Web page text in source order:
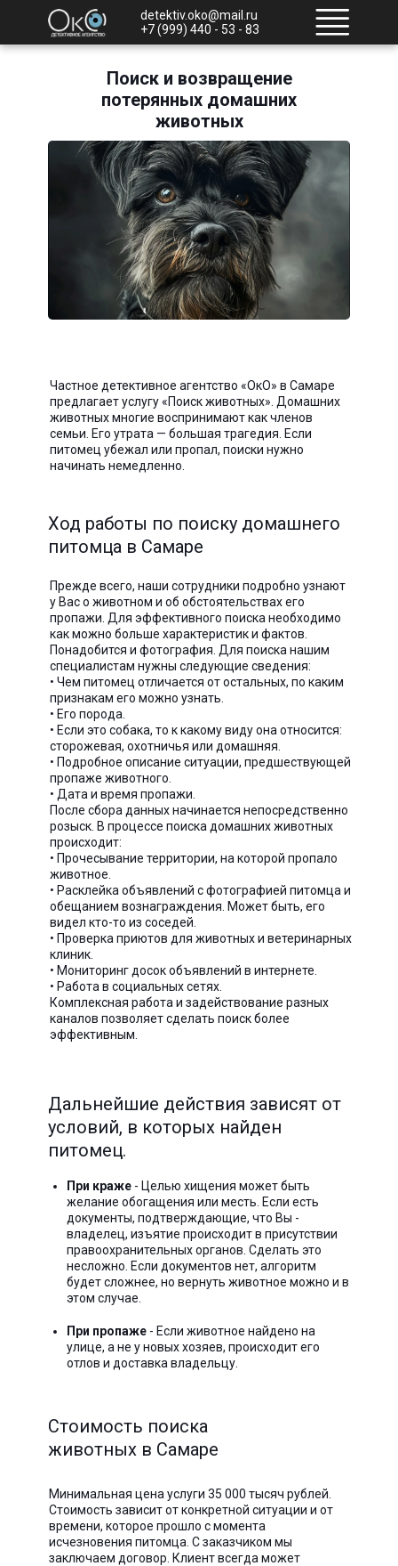
detektiv.oko@mail.ru
+7 (999) 440 - 53 - 83
Поиск и возвращение
потерянных домашних
животных
Частное детективное агентство «ОкО» в Самаре
предлагает услугу «Поиск животных». Домашних
животных многие воспринимают как членов
семьи. Его утрата — большая трагедия. Если
питомец убежал или пропал, поиски нужно
начинать немедленно.
Ход работы по поиску домашнего
питомца в Самаре
Прежде всего, наши сотрудники подробно узнают
у Вас о животном и об обстоятельствах его
пропажи. Для эффективного поиска необходимо
как можно больше характеристик и фактов.
Понадобится и фотография. Для поиска нашим
специалистам нужны следующие сведения:
• Чем питомец отличается от остальных, по каким
признакам его можно узнать.
• Его порода.
• Если это собака, то к какому виду она относится:
сторожевая, охотничья или домашняя.
• Подробное описание ситуации, предшествующей
пропаже животного.
• Дата и время пропажи.
После сбора данных начинается непосредственно
розыск. В процессе поиска домашних животных
происходит:
• Прочесывание территории, на которой пропало
животное.
• Расклейка объявлений с фотографией питомца и
обещанием вознаграждения. Может быть, его
видел кто-то из соседей.
• Проверка приютов для животных и ветеринарных
клиник.
• Мониторинг досок объявлений в интернете.
• Работа в социальных сетях.
Комплексная работа и задействование разных
каналов позволяет сделать поиск более
эффективным.
Дальнейшие действия зависят от
условий, в которых найден
питомец.
При краже - Целью хищения может быть
желание обогащения или месть. Если есть
документы, подтверждающие, что Вы -
владелец, изъятие происходит в присутствии
правоохранительных органов. Сделать это
несложно. Если документов нет, алгоритм
будет сложнее, но вернуть животное можно и в
этом случае.
При пропаже - Если животное найдено на
улице, а не у новых хозяев, происходит его
отлов и доставка владельцу.
Стоимость поиска
животных в Самаре
Минимальная цена услуги 35 000 тысяч рублей.
Стоимость зависит от конкретной ситуации и от
времени, которое прошло с момента
исчезновения питомца. С заказчиком мы
заключаем договор. Клиент всегда может